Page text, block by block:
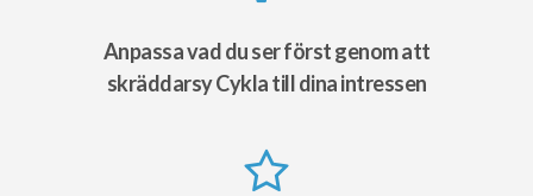
Anpassa vad du ser först genom att
skräddarsy Cykla till dina intressen